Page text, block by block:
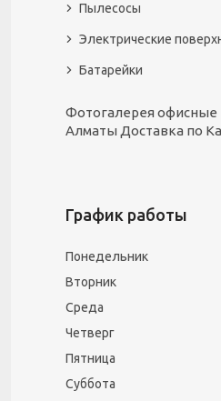
Пылесосы
Электрические
Батарейки
Фотогалерея офисные
Алматы Доставка по
График работы
Понедельник
Вторник
Среда
Четверг
Пятница
Суббота